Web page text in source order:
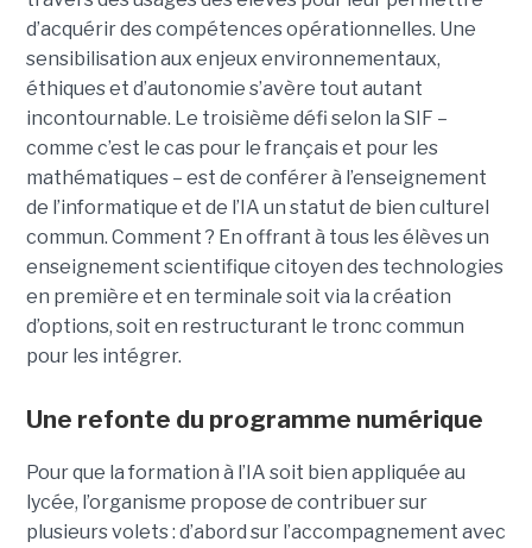
d’acquérir des compétences opérationnelles. Une
sensibilisation aux enjeux environnementaux,
éthiques et d’autonomie s’avère tout autant
incontournable. Le troisième défi selon la SIF –
comme c’est le cas pour le français et pour les
mathématiques – est de conférer à l’enseignement
de l’informatique et de l’IA un statut de bien culturel
commun. Comment ? En offrant à tous les élèves un
enseignement scientifique citoyen des technologies
en première et en terminale soit via la création
d’options, soit en restructurant le tronc commun
pour les intégrer.
Une refonte du programme numérique
Pour que la formation à l’IA soit bien appliquée au
lycée, l’organisme propose de contribuer sur
plusieurs volets : d’abord sur l’accompagnement avec